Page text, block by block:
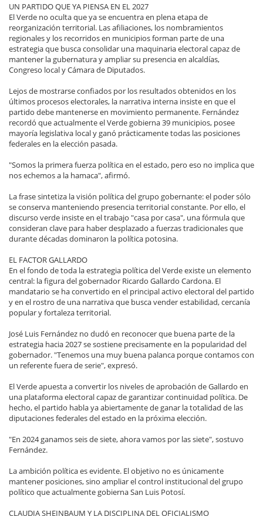
UN PARTIDO QUE YA PIENSA EN EL 2027
El Verde no oculta que ya se encuentra en plena etapa de
reorganización territorial. Las afiliaciones, los nombramientos
regionales y los recorridos en municipios forman parte de una
estrategia que busca consolidar una maquinaria electoral capaz de
mantener la gubernatura y ampliar su presencia en alcaldías,
Congreso local y Cámara de Diputados.
Lejos de mostrarse confiados por los resultados obtenidos en los
últimos procesos electorales, la narrativa interna insiste en que el
partido debe mantenerse en movimiento permanente. Fernández
recordó que actualmente el Verde gobierna 39 municipios, posee
mayoría legislativa local y ganó prácticamente todas las posiciones
federales en la elección pasada.
"Somos la primera fuerza política en el estado, pero eso no implica que
nos echemos a la hamaca", afirmó.
La frase sintetiza la visión política del grupo gobernante: el poder sólo
se conserva manteniendo presencia territorial constante. Por ello, el
discurso verde insiste en el trabajo "casa por casa", una fórmula que
consideran clave para haber desplazado a fuerzas tradicionales que
durante décadas dominaron la política potosina.
EL FACTOR GALLARDO
En el fondo de toda la estrategia política del Verde existe un elemento
central: la figura del gobernador Ricardo Gallardo Cardona. El
mandatario se ha convertido en el principal activo electoral del partido
y en el rostro de una narrativa que busca vender estabilidad, cercanía
popular y fortaleza territorial.
José Luis Fernández no dudó en reconocer que buena parte de la
estrategia hacia 2027 se sostiene precisamente en la popularidad del
gobernador. "Tenemos una muy buena palanca porque contamos con
un referente fuera de serie", expresó.
El Verde apuesta a convertir los niveles de aprobación de Gallardo en
una plataforma electoral capaz de garantizar continuidad política. De
hecho, el partido habla ya abiertamente de ganar la totalidad de las
diputaciones federales del estado en la próxima elección.
"En 2024 ganamos seis de siete, ahora vamos por las siete", sostuvo
Fernández.
La ambición política es evidente. El objetivo no es únicamente
mantener posiciones, sino ampliar el control institucional del grupo
político que actualmente gobierna San Luis Potosí.
CLAUDIA SHEINBAUM Y LA DISCIPLINA DEL OFICIALISMO